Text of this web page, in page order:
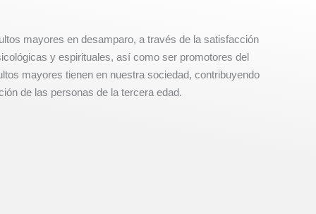
mayores en desamparo, a través de la satisfacción
y espirituales, así como ser promotores del
mayores tienen en nuestra sociedad, contribuyendo
de las personas de la tercera edad.